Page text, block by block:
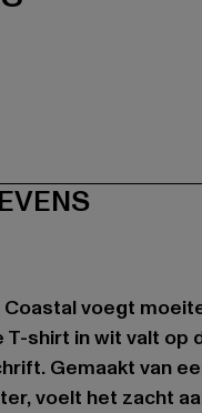
Coastal voegt
shirt in wit valt op
Gemaakt van
voelt het zacht